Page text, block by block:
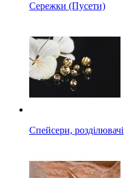
Сережки (Пусети)
Спейсери, розділювачі